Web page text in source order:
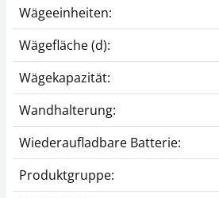
Wägeeinheiten:
Wägefläche (d):
Wägekapazität:
Wandhalterung:
Wiederaufladbare Batterie:
Produktgruppe: